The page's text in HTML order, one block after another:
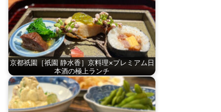
京都祇園［祇園 静水香］京料理×プレミアム日
本酒の極上ランチ